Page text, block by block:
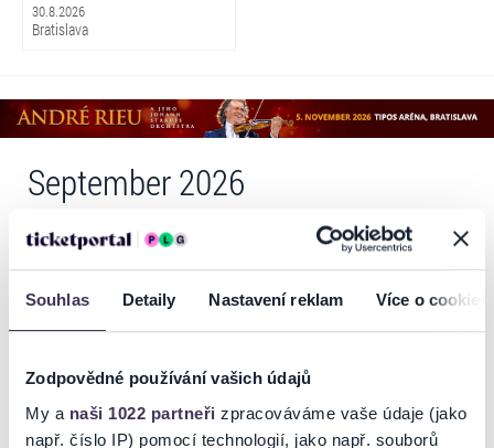
Souhlas Detaily Nastavení reklam Více o cookies
Zodpovědné používání vašich údajů
My a naši 1022 partneři zpracováváme vaše údaje (jako
např. číslo IP) pomocí technologií, jako např. souborů
30.8.2026
Bratislava
September 2026
1. – 30. septembra 2026